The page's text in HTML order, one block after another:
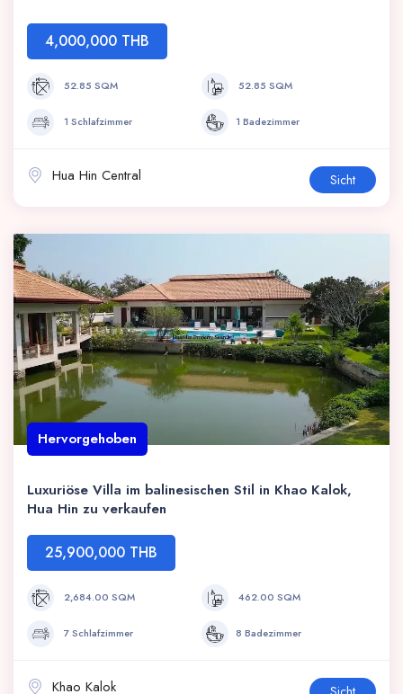
4,000,000 THB
52.85 SQM 52.85 SQM
1 Schlafzimmer 1 Badezimmer
Hua Hin Central Sicht
Hervorgehoben
Luxuriöse Villa im balinesischen Stil in Khao Kalok,
Hua Hin zu verkaufen
25,900,000 THB
2,684.00 SQM 462.00 SQM
7 Schlafzimmer 8 Badezimmer
Khao Kalok